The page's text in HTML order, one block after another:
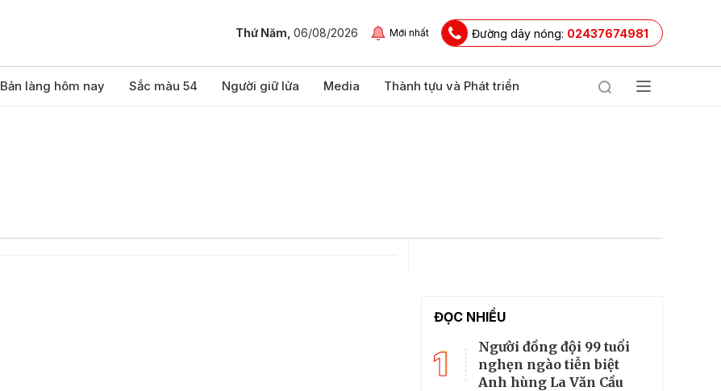
Thứ Năm, 06/08/2026 Mới nhất Đường dây nóng: 02437674981
Bản làng hôm nay Sắc màu 54 Người giữ lửa Media Thành tựu và Phát triển
ĐỌC NHIỀU
1
Người đồng đội 99 tuổi
nghẹn ngào tiễn biệt
Anh hùng La Văn Cầu